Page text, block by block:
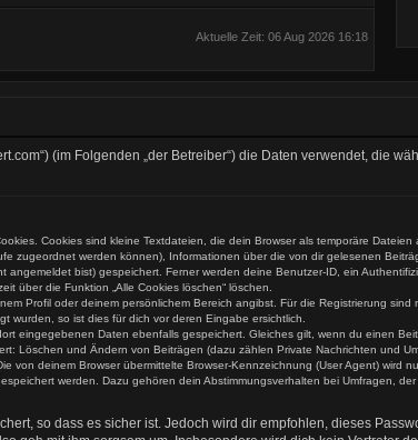
Aktuelle Zeit: 06 Aug 2026 16:18
(im Folgenden „der Betreiber“) die Daten verwendet, die
Cookies sind kleine Textdateien, die dein Browser als temporäre
zugeordnet werden können), Informationen über die von dir gelesenen
bist) gespeichert. Ferner werden deine Benutzer-ID, ein
über die Funktion „Alle Cookies löschen“ löschen.
Profil oder deinem persönlichem Bereich angibst. Für die Registrierung
wurden, so ist dies für dich vor deren Eingabe ersichtlich.
eingegebenen Daten ebenfalls gespeichert. Gleiches gilt, wenn du einen
Löschen und Ändern von Beiträgen (dazu zählen Private Nachrichten und
von deinem Browser übermittelte Browser-Kennzeichnung (User Agent) wird
werden. Dazu gehören dein Abstimmungsverhalten bei Umfragen,
so dass es sicher ist. Jedoch wird dir empfohlen, dieses